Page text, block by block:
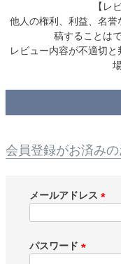
【レ
他人の権利、利益、名
稿することは
レビュー内容が不適切
会員登録がお済み
メールアドレス
)
パスワード